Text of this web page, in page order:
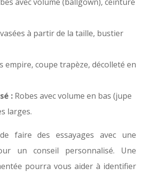
à partir de la taille, bustier
empire, coupe trapèze, décolleté en
: Robes avec volume en bas (jupe
larges.
faire des essayages avec une
un conseil personnalisé. Une
pourra vous aider à identifier